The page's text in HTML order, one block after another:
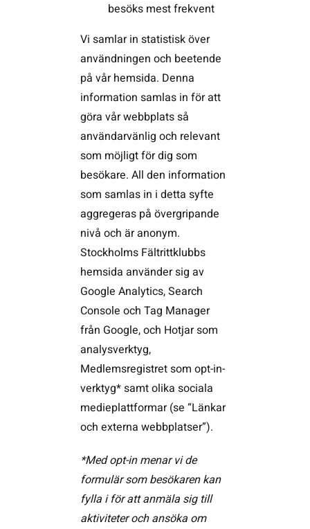
besöks mest frekvent
Vi samlar in statistisk över
användningen och beetende
på vår hemsida. Denna
information samlas in för att
göra vår webbplats så
användarvänlig och relevant
som möjligt för dig som
besökare. All den information
som samlas in i detta syfte
aggregeras på övergripande
nivå och är anonym.
Stockholms Fältrittklubbs
hemsida använder sig av
Google Analytics, Search
Console och Tag Manager
från Google, och Hotjar som
analysverktyg,
Medlemsregistret som opt-in-
verktyg* samt olika sociala
medieplattformar (se “Länkar
och externa webbplatser”).
*Med opt-in menar vi de
formulär som besökaren kan
fylla i för att anmäla sig till
aktiviteter och ansöka om